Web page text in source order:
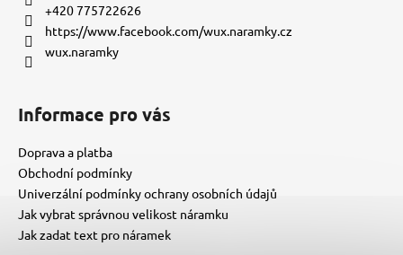
+420 775722626
https://www.facebook.com/wux.naramky.cz
wux.naramky
Informace pro vás
Doprava a platba
Obchodní podmínky
Univerzální podmínky ochrany osobních údajů
Jak vybrat správnou velikost náramku
Jak zadat text pro náramek